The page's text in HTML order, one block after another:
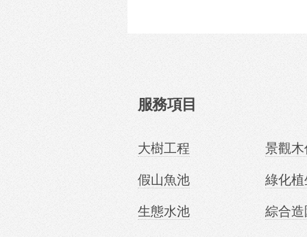
服務項目
大樹工程
假山魚池
生態水池
景觀木
綠化植
綜合造